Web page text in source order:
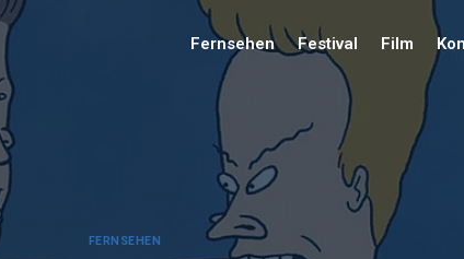
Fernsehen Festival Film
FERNSEHEN